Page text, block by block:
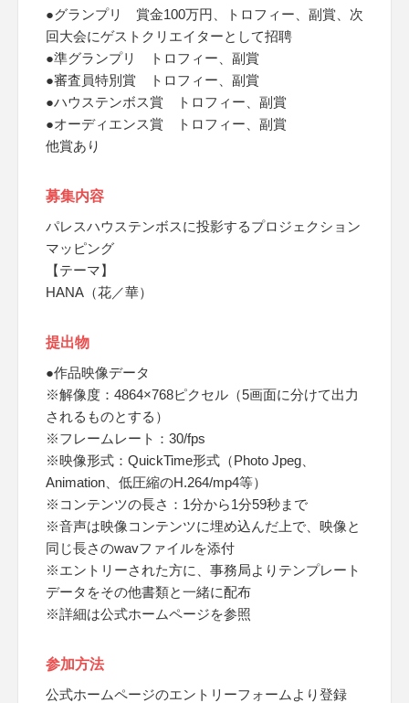
●グランプリ 賞金100万円、トロフィー、副賞、次
回大会にゲストクリエイターとして招聘
●準グランプリ トロフィー、副賞
●審査員特別賞 トロフィー、副賞
●ハウステンボス賞 トロフィー、副賞
●オーディエンス賞 トロフィー、副賞
他賞あり
募集内容
パレスハウステンボスに投影するプロジェクション
マッピング
【テーマ】
HANA（花／華）
提出物
●作品映像データ
※解像度：4864×768ピクセル（5画面に分けて出力
されるものとする）
※フレームレート：30/fps
※映像形式：QuickTime形式（Photo Jpeg、
Animation、低圧縮のH.264/mp4等）
※コンテンツの長さ：1分から1分59秒まで
※音声は映像コンテンツに埋め込んだ上で、映像と
同じ長さのwavファイルを添付
※エントリーされた方に、事務局よりテンプレート
データをその他書類と一緒に配布
※詳細は公式ホームページを参照
参加方法
公式ホームページのエントリーフォームより登録